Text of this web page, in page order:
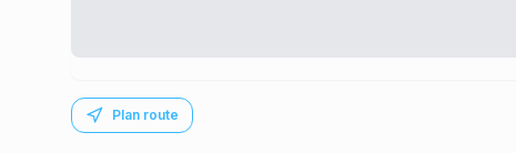
Plan route